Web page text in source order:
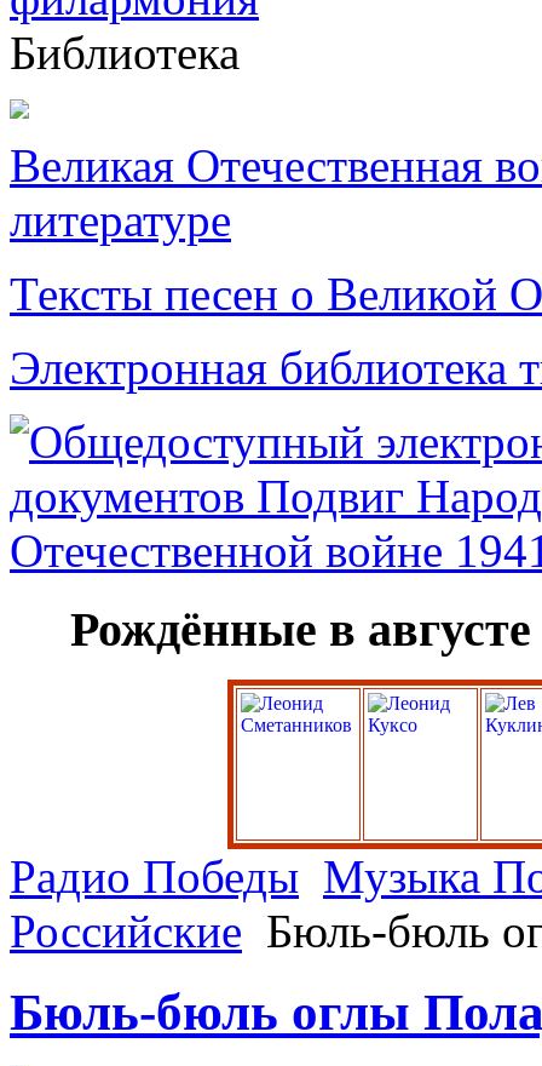
Библиотека
Великая Отечественная
литературе
Тексты песен о Великой
Электронная библиотека
Рождённые в августе
Радио Победы Музыка
Российские Бюль-бюль
Бюль-бюль оглы